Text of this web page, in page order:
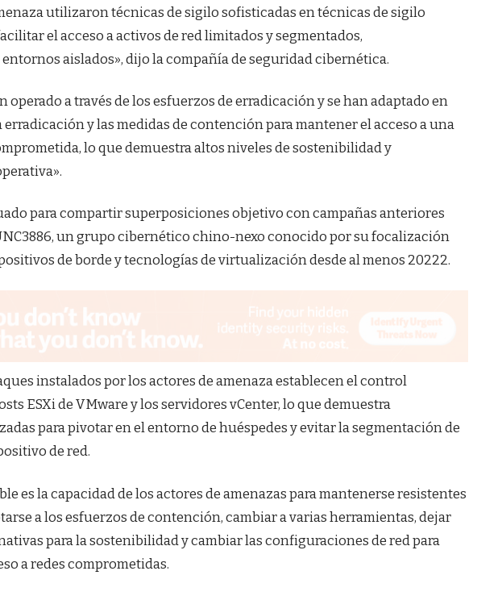
utilizaron técnicas de sigilo sofisticadas en técnicas de sigilo
el acceso a activos de red limitados y segmentados,
aislados», dijo la compañía de seguridad cibernética.
operado a través de los esfuerzos de erradicación y se han adaptado en
erradicación y las medidas de contención para mantener el acceso a una
lo que demuestra altos niveles de sostenibilidad y
para compartir superposiciones objetivo con campañas anteriores
un grupo cibernético chino-nexo conocido por su focalización
de borde y tecnologías de virtualización desde al menos 20222.
instalados por los actores de amenaza establecen el control
ESXi de VMware y los servidores vCenter, lo que demuestra
para pivotar en el entorno de huéspedes y evitar la segmentación de
de red.
es la capacidad de los actores de amenazas para mantenerse resistentes
a los esfuerzos de contención, cambiar a varias herramientas, dejar
para la sostenibilidad y cambiar las configuraciones de red para
a redes comprometidas.